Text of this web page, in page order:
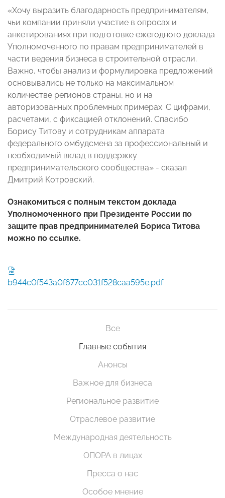
«Хочу выразить благодарность предпринимателям,
чьи компании приняли участие в опросах и
анкетированиях при подготовке ежегодного доклада
Уполномоченного по правам предпринимателей в
части ведения бизнеса в строительной отрасли.
Важно, чтобы анализ и формулировка предложений
основывались не только на максимальном
количестве регионов страны, но и на
авторизованных проблемных примерах. С цифрами,
расчетами, с фиксацией отклонений. Спасибо
Борису Титову и сотрудникам аппарата
федерального омбудсмена за профессиональный и
необходимый вклад в поддержку
предпринимательского сообщества» - сказал
Дмитрий Котровский.
Ознакомиться с полным текстом доклада
Уполномоченного при Президенте России по
защите прав предпринимателей Бориса Титова
можно по ссылке.
b944c0f543a0f677cc031f528caa595e.pdf
Все
Главные события
Анонсы
Важное для бизнеса
Региональное развитие
Отраслевое развитие
Международная деятельность
ОПОРА в лицах
Пресса о нас
Особое мнение